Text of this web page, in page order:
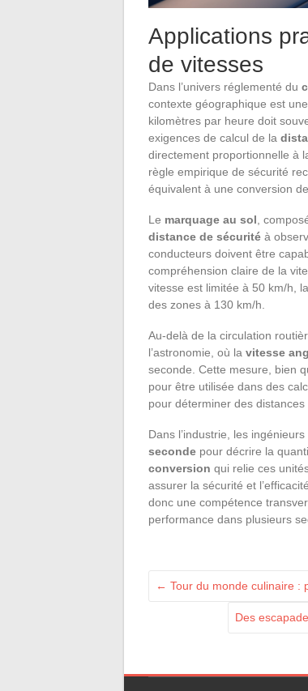
Applications
de vitesses
Dans l’univers réglementé du
contexte géographique est
kilomètres par heure doit
exigences de calcul de la
directement proportionnelle à
règle empirique de sécurité
équivalent à une conversion
Le marquage au sol ,
distance de sécurité à
conducteurs doivent être
compréhension claire de la
vitesse est limitée à 50 km/h,
des zones à 130 km/h.
Au-delà de la circulation
l’astronomie, où la vitesse
seconde. Cette mesure, bien
pour être utilisée dans des
pour déterminer des
Dans l’industrie, les
seconde pour décrire la
conversion qui relie ces
assurer la sécurité et
donc une compétence
performance dans plusieurs
← Tour du monde culinaire :
Des